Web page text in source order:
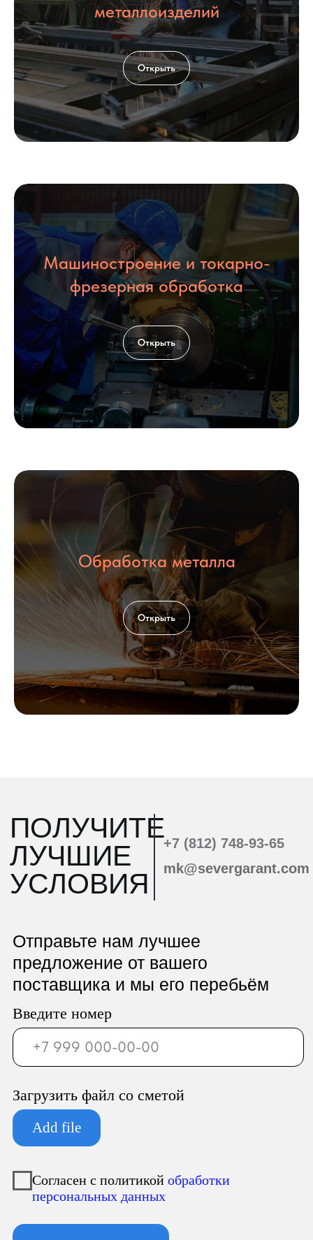
металлоизделий
Открыть
Машиностроение и токарно-
фрезерная обработка
Открыть
Обработка металла
Открыть
ООО «Север Гарант»
Юридический адрес:
196247, Санкт-Петербург г, вн.тер.г.
муниципальный округ
Новоизмайловское, пл. Конституции, д.
Фактический адрес:
муниципальный округ